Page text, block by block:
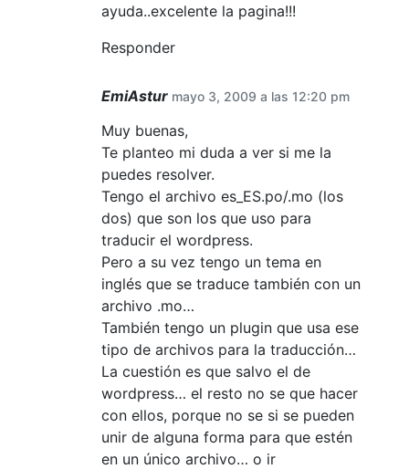
ayuda..excelente la pagina!!!
Responder
EmiAstur mayo 3, 2009 a las 12:20 pm
Muy buenas,
Te planteo mi duda a ver si me la
puedes resolver.
Tengo el archivo es_ES.po/.mo (los
dos) que son los que uso para
traducir el wordpress.
Pero a su vez tengo un tema en
inglés que se traduce también con un
archivo .mo…
También tengo un plugin que usa ese
tipo de archivos para la traducción…
La cuestión es que salvo el de
wordpress… el resto no se que hacer
con ellos, porque no se si se pueden
unir de alguna forma para que estén
en un único archivo… o ir